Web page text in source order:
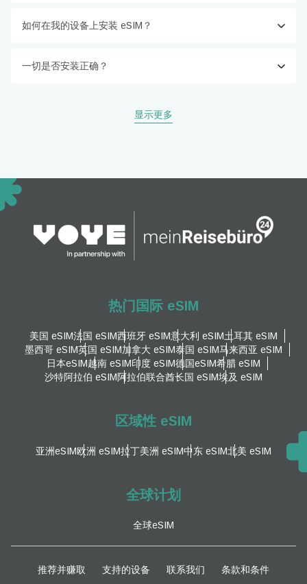
如何在我的设备上安装 eSIM？
一切是否安装正确？
显示更多
热门国际 eSIM
美国 eSIM法国 eSIM西班牙 eSIM意大利 eSIM土耳其 eSIM
墨西哥 eSIM英国 eSIM加拿大 eSIM泰国 eSIM马来西亚 eSIM
日本eSIM越南 eSIM印度 eSIM德国eSIM希腊 eSIM
沙特阿拉伯 eSIM阿拉伯联合酋长国 eSIM埃及 eSIM
区域性 eSIM
亚洲eSIM欧洲 eSIM拉丁美洲 eSIM中东 eSIM北美 eSIM
全球计划
全球eSIM
推荐并赚取 支持的设备 联系我们 条款和条件